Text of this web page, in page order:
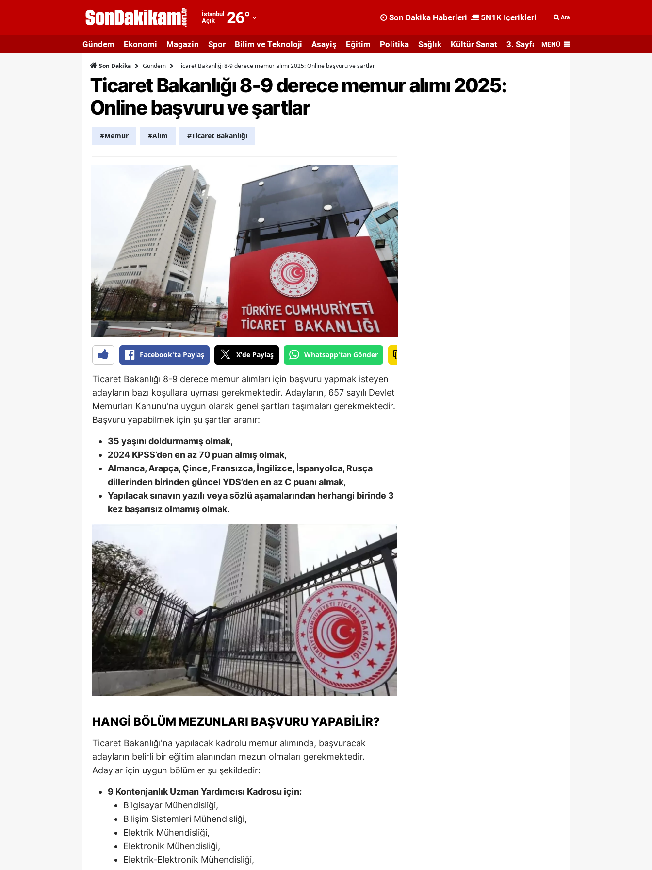
İstanbul
Açık
26°
Adıyaman
Afyonkarahisar
Ağrı
Amasya
Ankara
Balıkesir
Bilecik
Burdur
Bursa
Çanakkale
Çankırı
Denizli
Edirne
Elazığ
Erzincan
Erzurum
Eskişehir
Gaziantep
Giresun
Gümüşhane
Hakkari
Hatay
Isparta
Mersin
İstanbul
Kars
Kastamonu
Kayseri
Kırşehir
Kocaeli
Konya
Kütahya
Son Dakika Haberleri 5N1K İçerikleri Ara
Gündem Ekonomi Magazin Spor Bilim ve Teknoloji Asayiş Eğitim Politika Sağlık Kültür Sanat 3. Sayfa MENÜ
Son Dakika Gündem Ticaret Bakanlığı 8-9 derece memur alımı 2025: Online başvuru ve şartlar
Ticaret Bakanlığı 8-9 derece memur alımı 2025:
Online başvuru ve şartlar
#Memur #Alım #Ticaret Bakanlığı
Facebook'ta Paylaş X'de Paylaş Whatsapp'tan Gönder
Ticaret Bakanlığı 8-9 derece memur alımları için başvuru yapmak isteyen
adayların bazı koşullara uyması gerekmektedir. Adayların, 657 sayılı Devlet
Memurları Kanunu'na uygun olarak genel şartları taşımaları gerekmektedir.
Başvuru yapabilmek için şu şartlar aranır:
35 yaşını doldurmamış olmak,
2024 KPSS’den en az 70 puan almış olmak,
Almanca, Arapça, Çince, Fransızca, İngilizce, İspanyolca, Rusça
dillerinden birinden güncel YDS’den en az C puanı almak,
Yapılacak sınavın yazılı veya sözlü aşamalarından herhangi birinde 3
kez başarısız olmamış olmak.
HANGI BÖLÜM MEZUNLARI BAŞVURU YAPABILIR?
Ticaret Bakanlığı'na yapılacak kadrolu memur alımında, başvuracak
adayların belirli bir eğitim alanından mezun olmaları gerekmektedir.
Adaylar için uygun bölümler şu şekildedir:
9 Kontenjanlık Uzman Yardımcısı Kadrosu için:
Bilgisayar Mühendisliği,
Bilişim Sistemleri Mühendisliği,
Elektrik Mühendisliği,
Elektronik Mühendisliği,
Elektrik-Elektronik Mühendisliği,